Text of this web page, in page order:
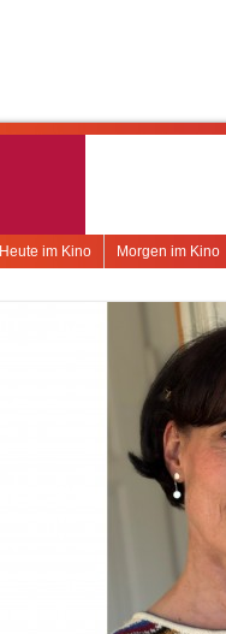
Morgen im Kino
Heute im Kino